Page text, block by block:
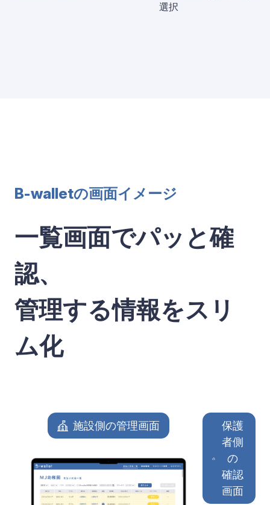
選択
B-walletの画面イメージ
一覧画面でパッと確
認、
管理する情報をスリ
ム化
施設側の管理画面
保護
者側
の
確認
画面